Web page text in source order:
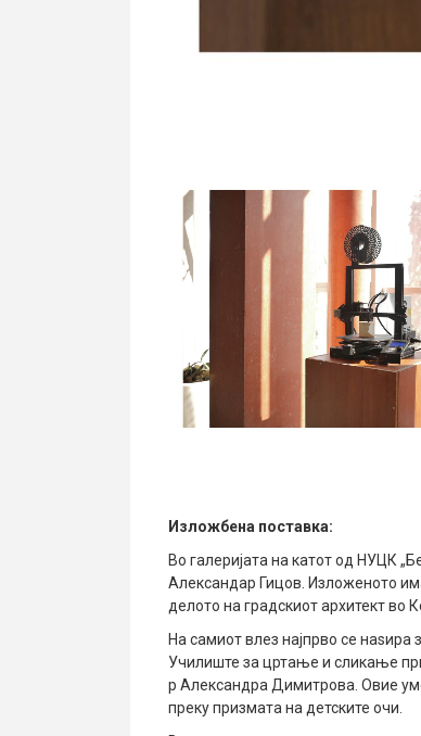
Изложбена поставка:
Во галеријата на катот од НУЦК
Александар Гицов. Изложеното
делото на градскиот архитект во
На самиот влез најпрво се
Училиште за цртање и сликање
р Александра Димитрова. Овие
преку призмата на детските очи.